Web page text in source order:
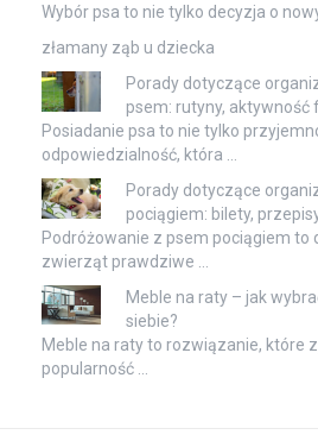
Wybór psa to nie tylko decyzja o
złamany ząb u dziecka
Porady dotyczące
psem: rutyny, aktywność
Posiadanie psa to nie tylko
odpowiedzialność, która …
Porady dotyczące
pociągiem: bilety,
Podróżowanie z psem pociągiem to
zwierząt prawdziwe …
Meble na raty – jak
siebie?
Meble na raty to rozwiązanie, które
popularność …